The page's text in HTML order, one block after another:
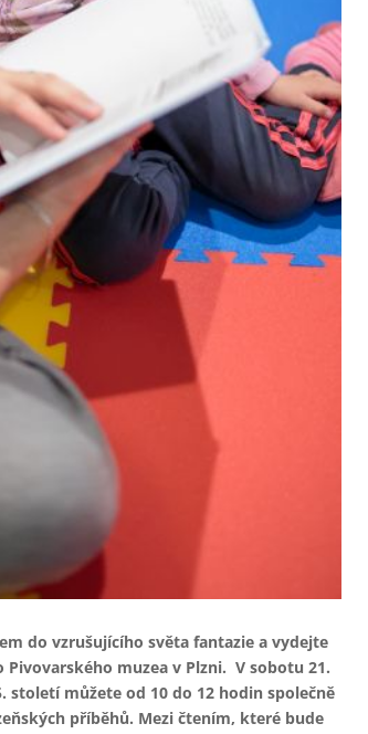
do vzrušujícího světa fantazie a vydejte
muzea v Plzni. V sobotu 21.
století můžete od 10 do 12 hodin společně
příběhů. Mezi čtením, které bude